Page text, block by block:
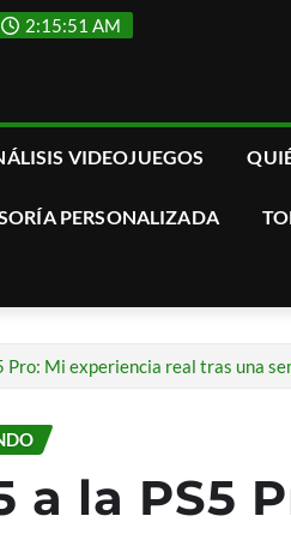
2:15:52 AM
VIDEOJUEGOS
PERSONALIZADA
Pro: Mi experiencia real tras una
a la PS5